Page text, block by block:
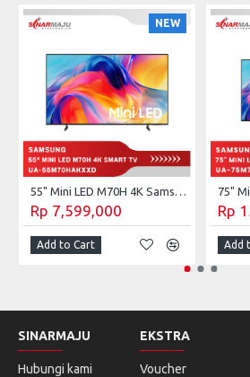
NEW
55" Mini LED M70H 4K Samsung Vision AI Smart TV (2026) UA-55M70HAKXXD
Rp 7,599,000
Add to Cart
Rp
Add
SINARMAJU
Hubungi kami
EKSTRA
Voucher